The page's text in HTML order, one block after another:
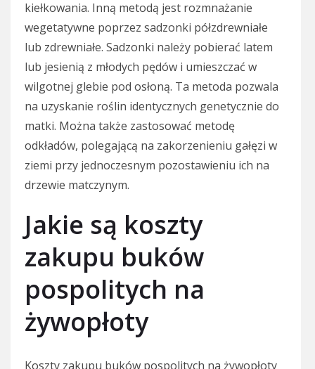
kiełkowania. Inną metodą jest rozmnażanie
wegetatywne poprzez sadzonki półzdrewniałe
lub zdrewniałe. Sadzonki należy pobierać latem
lub jesienią z młodych pędów i umieszczać w
wilgotnej glebie pod osłoną. Ta metoda pozwala
na uzyskanie roślin identycznych genetycznie do
matki. Można także zastosować metodę
odkładów, polegającą na zakorzenieniu gałęzi w
ziemi przy jednoczesnym pozostawieniu ich na
drzewie matczynym.
Jakie są koszty
zakupu buków
pospolitych na
żywopłoty
Koszty zakupu buków pospolitych na żywopłoty